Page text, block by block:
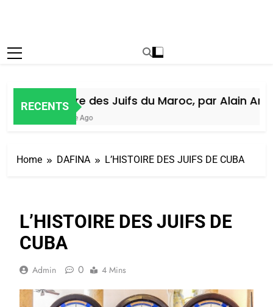
RECENTS
Histoire des Juifs du Maroc, par Alain Amiel
1 Semaine Ago
Home DAFINA L’HISTOIRE DES JUIFS DE CUBA
L’HISTOIRE DES JUIFS DE
CUBA
Admin 0 4 Mins